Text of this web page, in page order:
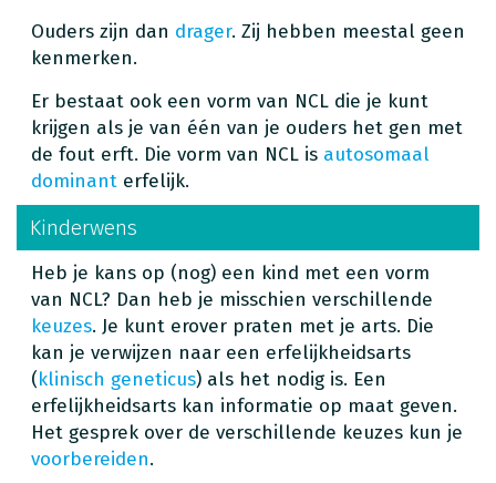
Ouders zijn dan drager. Zij hebben meestal geen
kenmerken.
Er bestaat ook een vorm van NCL die je kunt
krijgen als je van één van je ouders het gen met
de fout erft. Die vorm van NCL is autosomaal
dominant erfelijk.
Kinderwens
Heb je kans op (nog) een kind met een vorm
van NCL? Dan heb je misschien verschillende
keuzes. Je kunt erover praten met je arts. Die
kan je verwijzen naar een erfelijkheidsarts
(klinisch geneticus) als het nodig is. Een
erfelijkheidsarts kan informatie op maat geven.
Het gesprek over de verschillende keuzes kun je
voorbereiden.